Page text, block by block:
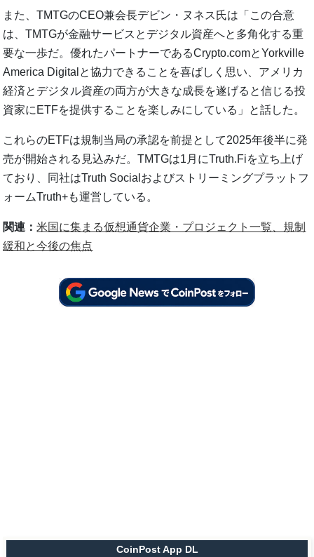
また、TMTGのCEO兼会長デビン・ヌネス氏は「この合意
は、TMTGが金融サービスとデジタル資産へと多角化する重
要な一歩だ。優れたパートナーであるCrypto.comとYorkville
America Digitalと協力できることを喜ばしく思い、アメリカ
経済とデジタル資産の両方が大きな成長を遂げると信じる投
資家にETFを提供することを楽しみにしている」と話した。
これらのETFは規制当局の承認を前提として2025年後半に発
売が開始される見込みだ。TMTGは1月にTruth.Fiを立ち上げ
ており、同社はTruth Socialおよびストリーミングプラットフ
ォームTruth+も運営している。
関連：米国に集まる仮想通貨企業・プロジェクト一覧、規制
緩和と今後の焦点
CoinPost App DL